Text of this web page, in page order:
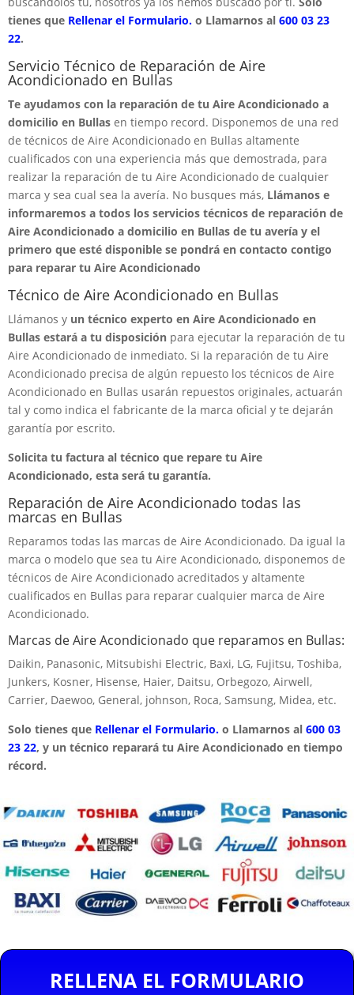
tienes que Rellenar el Formulario. o Llamarnos al 600 03 23
22.
Servicio Técnico de Reparación de Aire
Acondicionado en Bullas
Te ayudamos con la reparación de tu Aire Acondicionado a
domicilio en Bullas en tiempo record. Disponemos de una red
de técnicos de Aire Acondicionado en Bullas altamente
cualificados con una experiencia más que demostrada, para
realizar la reparación de tu Aire Acondicionado de cualquier
marca y sea cual sea la avería. No busques más, Llámanos e
informaremos a todos los servicios técnicos de reparación de
Aire Acondicionado a domicilio en Bullas de tu avería y el
primero que esté disponible se pondrá en contacto contigo
para reparar tu Aire Acondicionado
Técnico de Aire Acondicionado en Bullas
Llámanos y un técnico experto en Aire Acondicionado en
Bullas estará a tu disposición para ejecutar la reparación de tu
Aire Acondicionado de inmediato. Si la reparación de tu Aire
Acondicionado precisa de algún repuesto los técnicos de Aire
Acondicionado en Bullas usarán repuestos originales, actuarán
tal y como indica el fabricante de la marca oficial y te dejarán
garantía por escrito.
Solicita tu factura al técnico que repare tu Aire
Acondicionado, esta será tu garantía.
Reparación de Aire Acondicionado todas las
marcas en Bullas
Reparamos todas las marcas de Aire Acondicionado. Da igual la
marca o modelo que sea tu Aire Acondicionado, disponemos de
técnicos de Aire Acondicionado acreditados y altamente
cualificados en Bullas para reparar cualquier marca de Aire
Acondicionado.
Marcas de Aire Acondicionado que reparamos en Bullas:
Daikin, Panasonic, Mitsubishi Electric, Baxi, LG, Fujitsu, Toshiba,
Junkers, Kosner, Hisense, Haier, Daitsu, Orbegozo, Airwell,
Carrier, Daewoo, General, johnson, Roca, Samsung, Midea, etc.
Solo tienes que Rellenar el Formulario. o Llamarnos al 600 03
23 22, y un técnico reparará tu Aire Acondicionado en tiempo
récord.
RELLENA EL FORMULARIO